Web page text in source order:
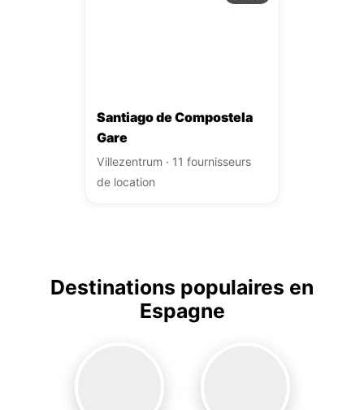
Santiago de Compostela
Gare
Villezentrum · 11 fournisseurs
de location
Destinations populaires en
Espagne